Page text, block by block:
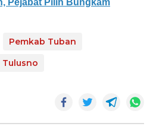
Pejabat Pilih Bungkam
Pemkab Tuban
Tulusno